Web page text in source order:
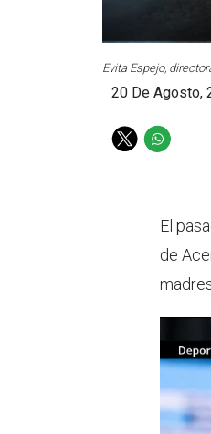
Evita Espejo,
20 De Agosto,
T
W
s
p
p
El
de